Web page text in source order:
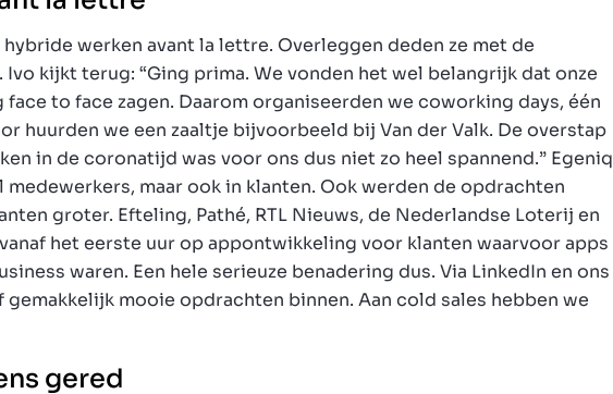
werken avant la lettre. Overleggen deden ze met de
Ivo kijkt terug: “Ging prima. We vonden het wel belangrijk dat onze
to face zagen. Daarom organiseerden we coworking days, één
huurden we een zaaltje bijvoorbeeld bij Van der Valk. De overstap
in de coronatijd was voor ons dus niet zo heel spannend.” Egeniq
maar ook in klanten. Ook werden de opdrachten
groter. Efteling, Pathé, RTL Nieuws, de Nederlandse Loterij en
het eerste uur op appontwikkeling voor klanten waarvoor apps
waren. Een hele serieuze benadering dus. Via LinkedIn en ons
mooie opdrachten binnen. Aan cold sales hebben we
gered